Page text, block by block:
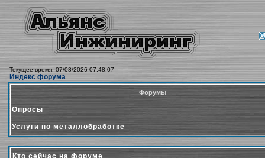
Текущее время: 07/08/2026 07:48:07
Индекс форума
Форумы
Опросы
Услуги по металлобработке
Кто сейчас на форуме